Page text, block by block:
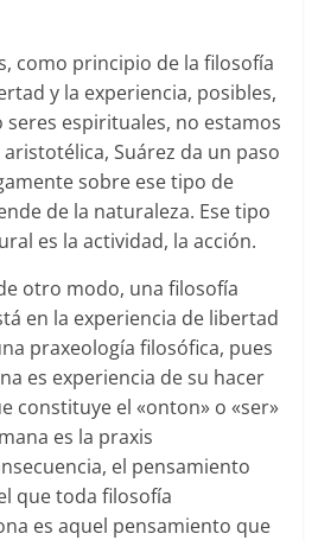
como principio de la filosofía
y la experiencia, posibles,
espirituales, no estamos
Suárez da un paso
sobre ese tipo de
de la naturaleza. Ese tipo
es la actividad, la acción.
otro modo, una filosofía
en la experiencia de libertad
praxeología filosófica, pues
es experiencia de su hacer
constituye el «onton» o «ser»
es la praxis
el pensamiento
que toda filosofía
es aquel pensamiento que